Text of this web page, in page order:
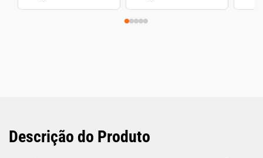
Descrição do Produto